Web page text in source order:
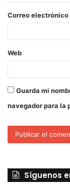
Correo electrónico
Web
Guarda mi
navegador para la
Síguenos